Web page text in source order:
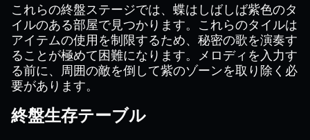
これらの終盤ステージでは、蝶はしばしば紫色のタ
イルのある部屋で見つかります。これらのタイルは
アイテムの使用を制限するため、秘密の歌を演奏す
ることが極めて困難になります。メロディを入力す
る前に、周囲の敵を倒して紫のゾーンを取り除く必
要があります。
終盤生存テーブル